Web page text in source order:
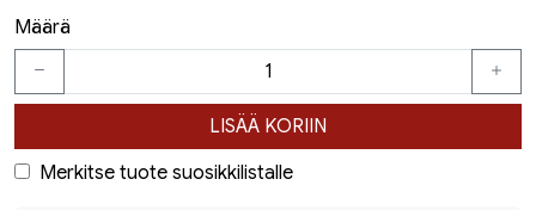
Määrä
LISÄÄ KORIIN
Merkitse tuote suosikkilistalle